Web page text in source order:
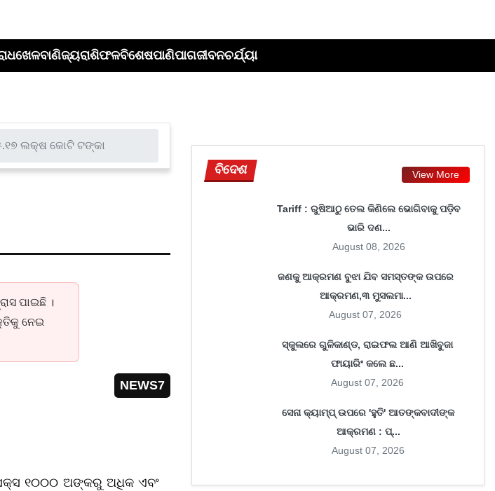
ଖେଳବାଣିଜ୍ୟରାଶିଫଳବିଶେଷପାଣିପାଗଜୀବନଚର୍ଯ୍ୟା
ଲକ୍ଷ କୋଟି ଟଙ୍କା
ପାଇଛି ।
ନେଇ
NEWS7
୧୦୦୦ ଅଙ୍କରୁ ଅଧିକ ଏବଂ
ବିଦେଶ View More
Tariff : ରୁଷିଆଠୁ ତେଲ କିଣିଲେ ଭୋଗିବାକୁ ପଡ଼ିବ
ଭାରି ଦଣ...
August 08, 2026
ଜଣକୁ ଆକ୍ରମଣ ବୁଝା ଯିବ ସମସ୍ତଙ୍କ ଉପରେ
ଆକ୍ରମଣ,୩ ମୁସଲମା...
August 07, 2026
ସ୍କୁଲରେ ଗୁଳିକାଣ୍ଡ, ରାଇଫଲ ଆଣି ଆଖିବୁଜା
ଫାୟାରିଂ କଲେ ଛ...
August 07, 2026
ସେନା କ୍ୟାମ୍ପ୍ ଉପରେ 'ହୁତି' ଆତଙ୍କବାଦୀଙ୍କ
ଆକ୍ରମଣ : ପ୍...
August 07, 2026